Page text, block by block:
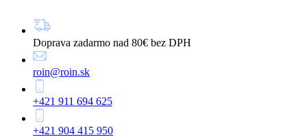
Doprava zadarmo nad 80€ bez DPH
roin@roin.sk
+421 911 694 625
+421 904 415 950